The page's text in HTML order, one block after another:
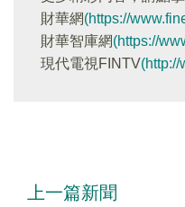
財華網(https://
財華智庫網(https://
現代電視FINTV(http://
上一篇新聞